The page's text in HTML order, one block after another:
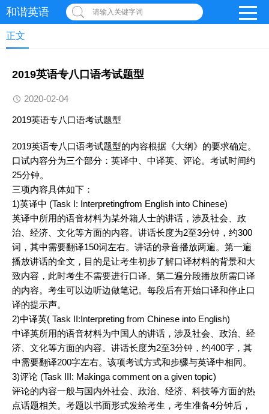
和谐英语 请输入关键字词
正文
2019英语专八口语考试题型
2020-02-04
2019英语专八口语考试题型
2019英语专八口语考试题型的内容根据《大纲》的要求确定。
口试内容分为三个部分：英译中、中译英、评论。考试时间约
25分钟。
三项内容具体如下：
1)英译中 (Task I: Interpretingfrom English into Chinese)
英译中所用的语音材料为某外籍人士的讲话，涉及社会、政
治、经济、文化等方面的内容。讲话长度为2至3分钟，约300
词，其中需要翻译150词左右。讲话的录音播放两遍。第一遍
播放讲话的全文，目的是让考生初步了解口译材料的背景和大
致内容，此时考生不需要进行口译。第二遍分段播放所需口译
的内容。考生可以边听边做笔记。每段后有开始口译和停止口
译的提示声。
2)中译英( Task II:Interpreting from Chinese into English)
中译英所用的语音材料为中国人的讲话，涉及社会、政治、经
济、文化等方面的内容。讲话长度为2至3分钟，约400字，其
中需要翻译200字左右。该项考试方式和步骤与英译中相同。
3)评论 (Task III: Makinga comment on a given topic)
评论的内容一般与国内外社会、政治、经济、科技等方面的热
点话题相关。考题以书面形式发给考生，考生准备4分钟后，